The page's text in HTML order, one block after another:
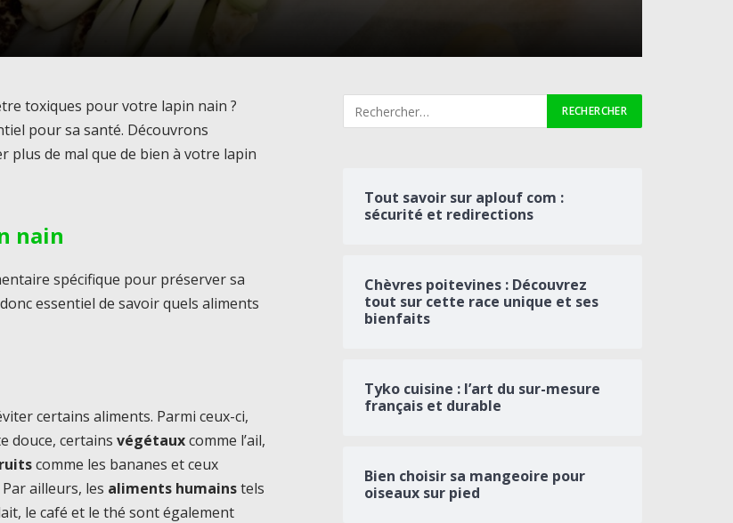
toxiques pour votre lapin nain ?
pour sa santé. Découvrons
plus de mal que de bien à votre lapin
nain
spécifique pour préserver sa
essentiel de savoir quels aliments
certains aliments. Parmi ceux-ci,
douce, certainsvégétauxcomme l’ail,
comme les bananes et ceux
ailleurs, les aliments humainstels
le café et le thé sont également
Tout savoir sur aplouf com :
sécurité et redirections
Chèvres poitevines : Découvrez
tout sur cette race unique et ses
bienfaits
Tyko cuisine : l’art du sur-mesure
français et durable
Bien choisir sa mangeoire pour
oiseaux sur pied